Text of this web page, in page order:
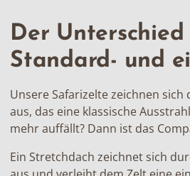
Der Unterschied
Standard- und
Unsere Safarizelte zeichnen
aus, das eine klassische
mehr auffällt? Dann ist das
Ein Stretchdach zeichnet sich